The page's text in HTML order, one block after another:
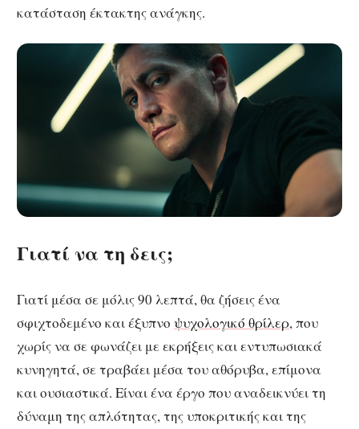
κατάσταση έκτακτης ανάγκης.
Γιατί να τη δεις;
Γιατί μέσα σε μόλις 90 λεπτά, θα ζήσεις ένα
σφιχτοδεμένο και έξυπνο ψυχολογικό θρίλερ, που
χωρίς να σε φωνάζει με εκρήξεις και εντυπωσιακά
κυνηγητά, σε τραβάει μέσα του αθόρυβα, επίμονα
και ουσιαστικά. Είναι ένα έργο που αναδεικνύει τη
δύναμη της απλότητας, της υποκριτικής και της